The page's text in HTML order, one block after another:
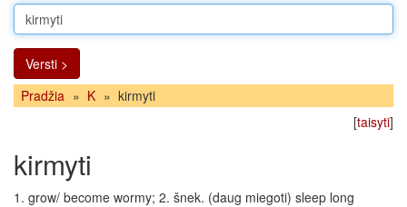
Versti >
Pradžia » K » kirmyti
[taisyti]
kirmyti
1. grow/ become wormy; 2. šnek. (daug miegoti) sleep long